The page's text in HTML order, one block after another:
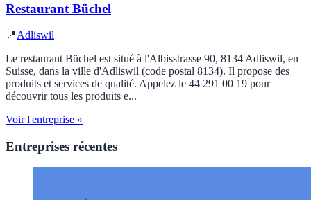
Restaurant Büchel
📍Adliswil
Le restaurant Büchel est situé à l'Albisstrasse 90, 8134 Adliswil, en
Suisse, dans la ville d'Adliswil (code postal 8134). Il propose des
produits et services de qualité. Appelez le 44 291 00 19 pour
découvrir tous les produits e...
Voir l'entreprise »
Entreprises récentes